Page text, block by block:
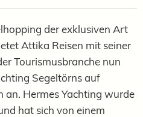
der exklusiven Art
Attika Reisen mit seiner
Tourismusbranche nun
Segeltörns auf
an. Hermes Yachting wurde
hat sich von einem